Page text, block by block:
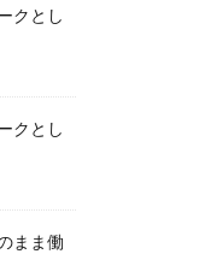
クとし
クとし
まま働